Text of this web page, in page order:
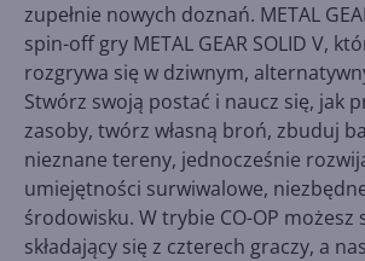
zupełnie nowych doznań. METAL
spin-off gry METAL GEAR SOLID V,
rozgrywa się w dziwnym,
Stwórz swoją postać i naucz się, jak
zasoby, twórz własną broń, zbuduj
nieznane tereny, jednocześnie
umiejętności surwiwalowe,
środowisku. W trybie CO-OP możesz
składający się z czterech graczy, a